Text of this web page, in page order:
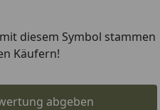
diesem Symbol stammen
Käufern!
abgeben